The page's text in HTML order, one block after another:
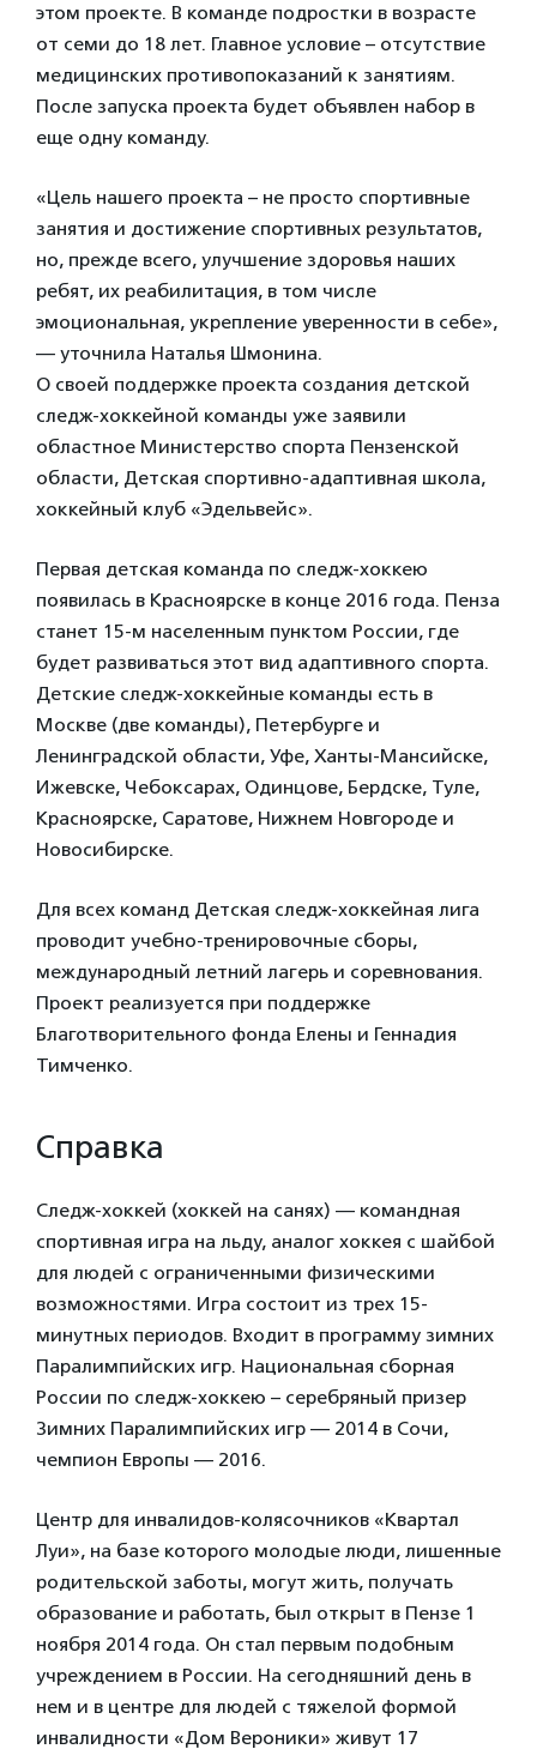
этом проекте. В команде подростки в возрасте
от семи до 18 лет. Главное условие – отсутствие
медицинских противопоказаний к занятиям.
После запуска проекта будет объявлен набор в
еще одну команду.
«Цель нашего проекта – не просто спортивные
занятия и достижение спортивных результатов,
но, прежде всего, улучшение здоровья наших
ребят, их реабилитация, в том числе
эмоциональная, укрепление уверенности в себе»,
— уточнила Наталья Шмонина.
О своей поддержке проекта создания детской
следж-хоккейной команды уже заявили
областное Министерство спорта Пензенской
области, Детская спортивно-адаптивная школа,
хоккейный клуб «Эдельвейс».
Первая детская команда по следж-хоккею
появилась в Красноярске в конце 2016 года. Пенза
станет 15-м населенным пунктом России, где
будет развиваться этот вид адаптивного спорта.
Детские следж-хоккейные команды есть в
Москве (две команды), Петербурге и
Ленинградской области, Уфе, Ханты-Мансийске,
Ижевске, Чебоксарах, Одинцове, Бердске, Туле,
Красноярске, Саратове, Нижнем Новгороде и
Новосибирске.
Для всех команд Детская следж-хоккейная лига
проводит учебно-тренировочные сборы,
международный летний лагерь и соревнования.
Проект реализуется при поддержке
Благотворительного фонда Елены и Геннадия
Тимченко.
Справка
Следж-хоккей (хоккей на санях) — командная
спортивная игра на льду, аналог хоккея с шайбой
для людей с ограниченными физическими
возможностями. Игра состоит из трех 15-
минутных периодов. Входит в программу зимних
Паралимпийских игр. Национальная сборная
России по следж-хоккею – серебряный призер
Зимних Паралимпийских игр — 2014 в Сочи,
чемпион Европы — 2016.
Центр для инвалидов-колясочников «Квартал
Луи», на базе которого молодые люди, лишенные
родительской заботы, могут жить, получать
образование и работать, был открыт в Пензе 1
ноября 2014 года. Он стал первым подобным
учреждением в России. На сегодняшний день в
нем и в центре для людей с тяжелой формой
инвалидности «Дом Вероники» живут 17